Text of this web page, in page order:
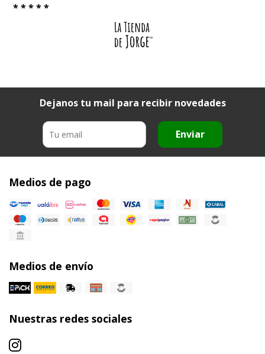
* * * * *
Dejanos tu mail para recibir novedades
Enviar
Medios de pago
Medios de envío
Nuestras redes sociales